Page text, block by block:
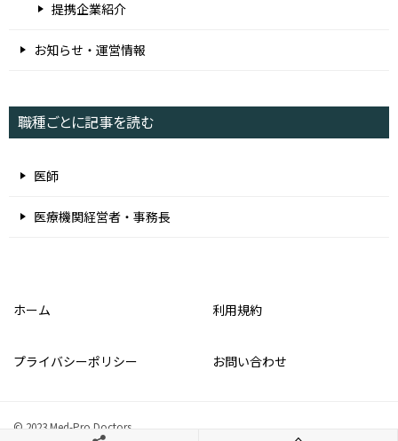
提携企業紹介
お知らせ・運営情報
職種ごとに記事を読む
医師
医療機関経営者・事務長
ホーム 利用規約
プライバシーポリシー お問い合わせ
© 2023 Med-Pro Doctors